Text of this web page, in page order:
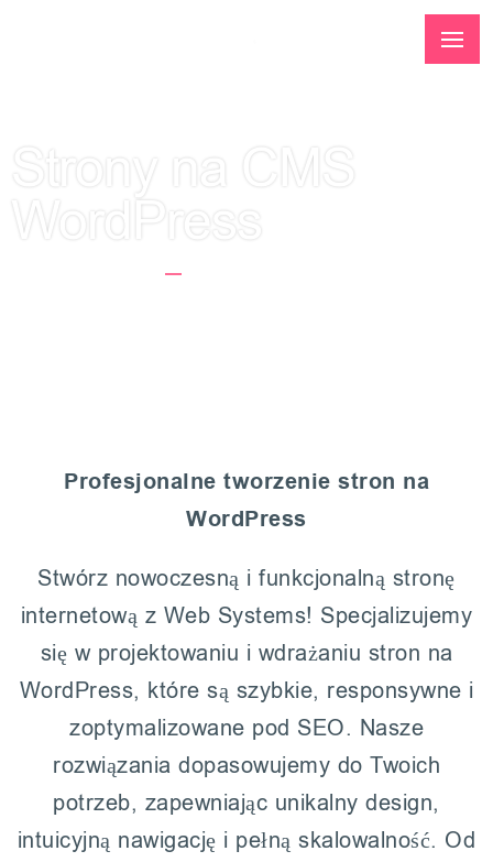
Strony na CMS
WordPress
Profesjonalne tworzenie stron na
WordPress
Stwórz nowoczesną i funkcjonalną stronę
internetową z Web Systems! Specjalizujemy
się w projektowaniu i wdrażaniu stron na
WordPress, które są szybkie, responsywne i
zoptymalizowane pod SEO. Nasze
rozwiązania dopasowujemy do Twoich
potrzeb, zapewniając unikalny design,
intuicyjną nawigację i pełną skalowalność. Od